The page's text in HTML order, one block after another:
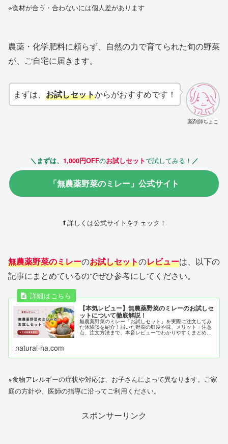
※食材が合う・合わないには個人差があります
農薬・化学肥料に頼らず、自然の力で育てられた旬の野菜
が、ご自宅に届きます。
薬剤師ちょこ
まずは、お試しセットからがおすすめです！
＼まずは、 1,000円OFFのお試しセットで試してみる！ ／
「無農薬野菜のミレー」公式サイト
⬆詳しくは公式サイトをチェック！
無農薬野菜のミレーのお試しセットのレビューは、以下の
記事にまとめているのでぜひ参考にしてください。
【本気レビュー】無農薬野菜のミレーのお試しセ
ットについて徹底解説！
無農薬野菜のミレー「お試しセット」を実際に注文してみ
た体験談を紹介！届いた野菜の鮮度や味、メリット・注意
点、注文方法まで、本音レビューでわかりやすくまとめま
natural-ha.com
※食物アレルギーの症状や対応は、お子さんによって異なります。ご家
庭の方針や、医師の指導に沿ってご利用ください。
スポンサーリンク